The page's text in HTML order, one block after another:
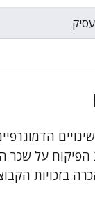
על שכר
בזכויות